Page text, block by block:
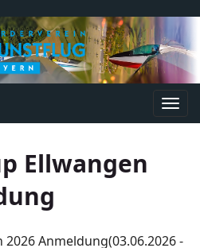
Ellwangen
Anmeldung(03.06.2026 -